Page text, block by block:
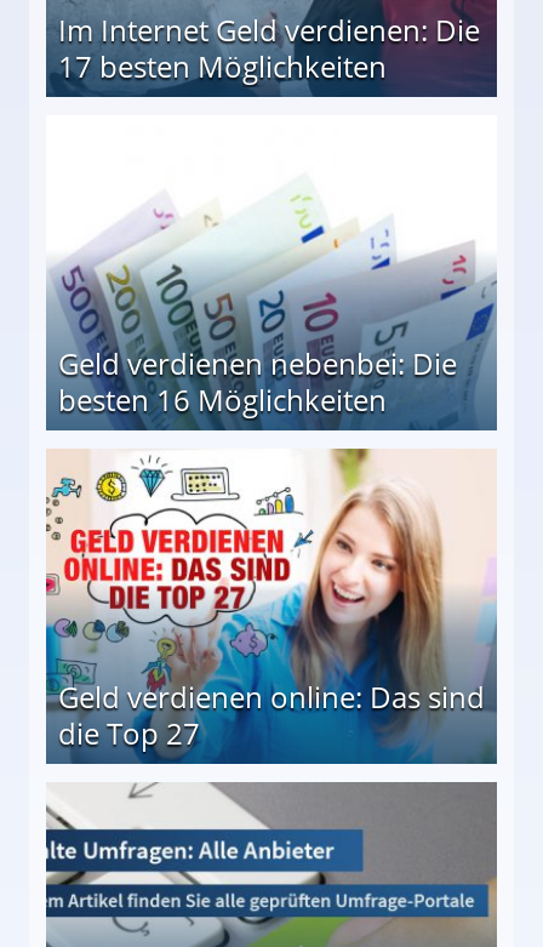
Im Internet Geld verdienen: Die
17 besten Möglichkeiten
Geld verdienen nebenbei: Die
besten 16 Möglichkeiten
Geld verdienen online: Das sind
die Top 27